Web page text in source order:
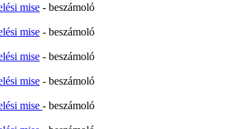
mise - beszámoló
mise - beszámoló
mise - beszámoló
mise - beszámoló
mise - beszámoló